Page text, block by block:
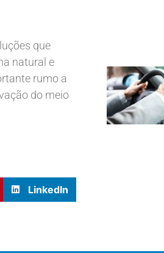
que
natural e
rumo a
do meio
LinkedIn